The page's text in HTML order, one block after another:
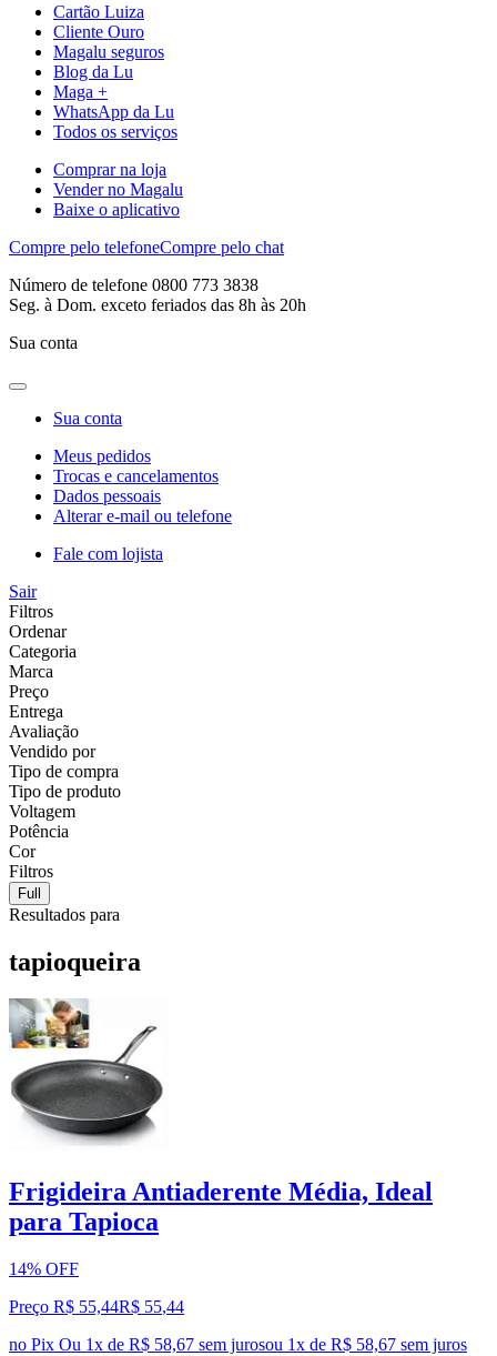
Cartão Luiza
Cliente Ouro
Magalu seguros
Blog da Lu
Maga +
WhatsApp da Lu
Todos os serviços
Comprar na loja
Vender no Magalu
Baixe o aplicativo
Compre pelo telefoneCompre pelo chat
Número de telefone 0800 773 3838
Seg. à Dom. exceto feriados das 8h às 20h
Sua conta
Sua conta
Meus pedidos
Trocas e cancelamentos
Dados pessoais
Alterar e-mail ou telefone
Fale com lojista
Sair
Filtros
Ordenar
Categoria
Marca
Preço
Entrega
Avaliação
Vendido por
Tipo de compra
Tipo de produto
Voltagem
Potência
Cor
Filtros
Full
Resultados para
tapioqueira
Frigideira Antiaderente Média, Ideal
para Tapioca
14% OFF
Preço R$ 55,44R$ 55,44
no Pix Ou 1x de R$ 58,67 sem jurosou 1x de R$ 58,67 sem juros